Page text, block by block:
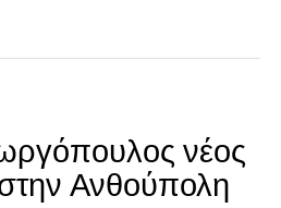
νέος
Ανθούπολη